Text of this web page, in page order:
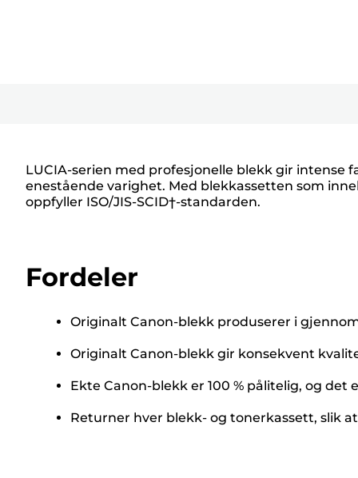
LUCIA-serien med profesjonelle blekk gir
enestående varighet. Med blekkassetten som
oppfyller ISO/JIS-SCID†-standarden.
Fordeler
Originalt Canon-blekk produserer i
Originalt Canon-blekk gir konsekvent
Ekte Canon-blekk er 100 % pålitelig, og
Returner hver blekk- og tonerkassett, slik